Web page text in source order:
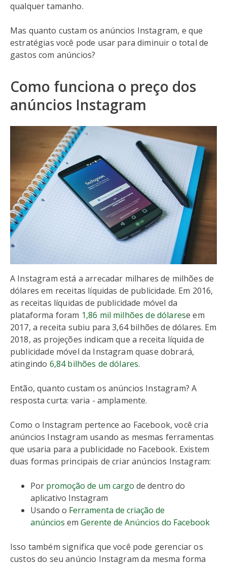
qualquer tamanho.
Mas quanto custam os anúncios Instagram, e que
estratégias você pode usar para diminuir o total de
gastos com anúncios?
Como funciona o preço dos
anúncios Instagram
A Instagram está a arrecadar milhares de milhões de
dólares em receitas líquidas de publicidade. Em 2016,
as receitas líquidas de publicidade móvel da
plataforma foram 1,86 mil milhões de dólarese em
2017, a receita subiu para 3,64 bilhões de dólares. Em
2018, as projeções indicam que a receita líquida de
publicidade móvel da Instagram quase dobrará,
atingindo 6,84 bilhões de dólares.
Então, quanto custam os anúncios Instagram? A
resposta curta: varia - amplamente.
Como o Instagram pertence ao Facebook, você cria
anúncios Instagram usando as mesmas ferramentas
que usaria para a publicidade no Facebook. Existem
duas formas principais de criar anúncios Instagram:
Por promoção de um cargo de dentro do
aplicativo Instagram
Usando o Ferramenta de criação de
anúncios em Gerente de Anúncios do Facebook
Isso também significa que você pode gerenciar os
custos do seu anúncio Instagram da mesma forma